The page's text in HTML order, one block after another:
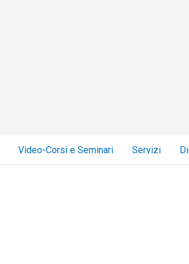
Video-Corsi e Seminari Servizi